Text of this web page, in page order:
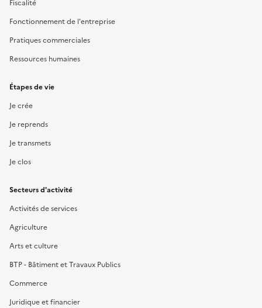
Fiscalité
Fonctionnement de l'entreprise
Pratiques commerciales
Ressources humaines
Étapes de vie
Je crée
Je reprends
Je transmets
Je clos
Secteurs d'activité
Activités de services
Agriculture
Arts et culture
BTP - Bâtiment et Travaux Publics
Commerce
Juridique et financier